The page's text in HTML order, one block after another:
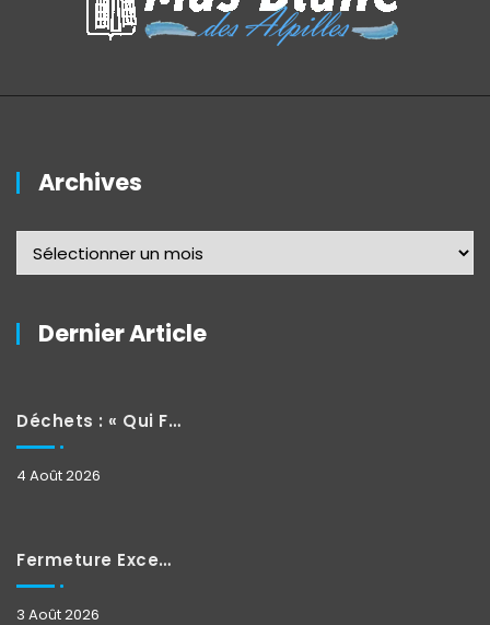
Archives
Dernier Article
Déchets : « Qui Fait Quoi »
4 Août 2026
Fermeture Exceptionnelle
3 Août 2026